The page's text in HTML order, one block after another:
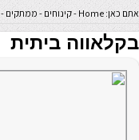
אתם כאן: Home
-קינוחים - ממתקים -
בקלאווה ביתית